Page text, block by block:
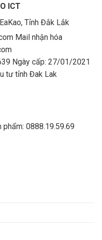
ICT
Tỉnh Đắk Lắk
Mail nhận hóa
Ngày cấp: 27/01/2021
tư tỉnh Đak Lak
phẩm: 0888.19.59.69